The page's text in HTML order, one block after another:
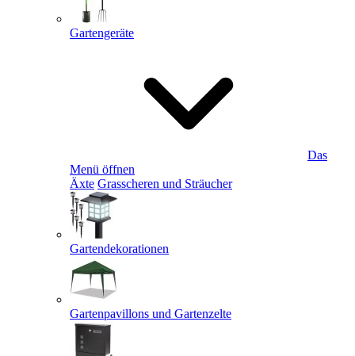
Gartengeräte
Das
Menü öffnen
Äxte Grasscheren und Sträucher
Gartendekorationen
Gartenpavillons und Gartenzelte